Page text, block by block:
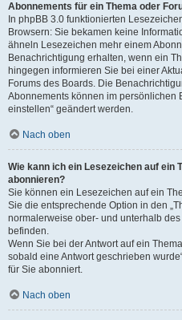
Abonnements für ein Thema oder
In phpBB 3.0 funktionierten
Browsern: Sie bekamen keine
ähneln Lesezeichen mehr einem
Benachrichtigung erhalten, wenn ein
hingegen informieren Sie bei einer
Forums des Boards. Die
Abonnements können im persönlichen
einstellen“ geändert werden.
Nach oben
Wie kann ich ein Lesezeichen auf ein
abonnieren?
Sie können ein Lesezeichen auf ein
Sie die entsprechende Option in den
normalerweise ober- und unterhalb
befinden.
Wenn Sie bei der Antwort auf ein
sobald eine Antwort geschrieben
für Sie abonniert.
Nach oben